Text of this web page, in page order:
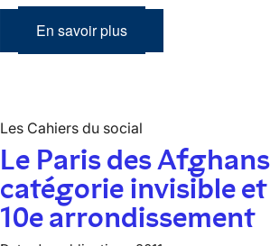
En savoir plus
Les Cahiers du social
Le Paris des
catégorie invisible
10e arrondissement